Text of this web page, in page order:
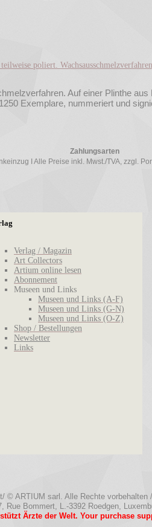
Auf einer Plinthe
Exemplare, nummeriert und
Zahlungsarten
I Alle Preise inkl. Mwst./TVA, zzgl.
Verlag / Magazin
Art Collectors
Artium online lesen
Abonnement
Museen und Links
Museen und Links (A-F)
Museen und Links (G-N)
Museen und Links (O-Z)
Shop / Bestellungen
Newsletter
Links
© ARTIUM sarl. Alle Rechte vorbehalten
Rue Bommert, L.-3392 Roedgen,
Ärzte der Welt. Your purchase